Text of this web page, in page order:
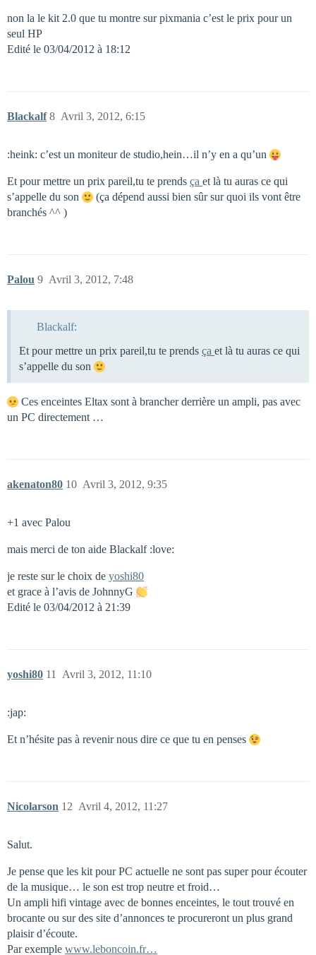
non la le kit 2.0 que tu montre sur pixmania c’est le prix pour un
seul HP
Edité le 03/04/2012 à 18:12
Blackalf Avril 3, 2012, 6:15
8
:heink: c’est un moniteur de studio,hein…il n’y en a qu’un
Et pour mettre un prix pareil,tu te prends ça et là tu auras ce qui
s’appelle du son
(ça dépend aussi bien sûr sur quoi ils vont être
branchés ^^ )
Palou Avril 3, 2012, 7:48
9
Blackalf:
Et pour mettre un prix pareil,tu te prends ça et là tu auras ce qui
s’appelle du son
Ces enceintes Eltax sont à brancher derrière un ampli, pas avec
un PC directement …
akenaton80 Avril 3, 2012, 9:35
10
+1 avec Palou
mais merci de ton aide Blackalf :love:
je reste sur le choix de yoshi80
et grace à l’avis de JohnnyG
Edité le 03/04/2012 à 21:39
yoshi80 Avril 3, 2012, 11:10
11
:jap:
Et n’hésite pas à revenir nous dire ce que tu en penses
Nicolarson Avril 4, 2012, 11:27
12
Salut.
Je pense que les kit pour PC actuelle ne sont pas super pour écouter
de la musique… le son est trop neutre et froid…
Un ampli hifi vintage avec de bonnes enceintes, le tout trouvé en
brocante ou sur des site d’annonces te procureront un plus grand
plaisir d’écoute.
Par exemple www.leboncoin.fr…